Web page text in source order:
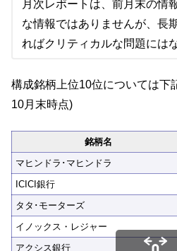
月次レポートは、前月末の情
な情報ではありませんが、長
ればクリティカルな問題には
構成銘柄上位10位については下
10月末時点)
銘柄名
マヒンドラ･マヒンドラ
ICICI銀行
タタ･モーターズ
イノックス・レジャー
アクシス銀行